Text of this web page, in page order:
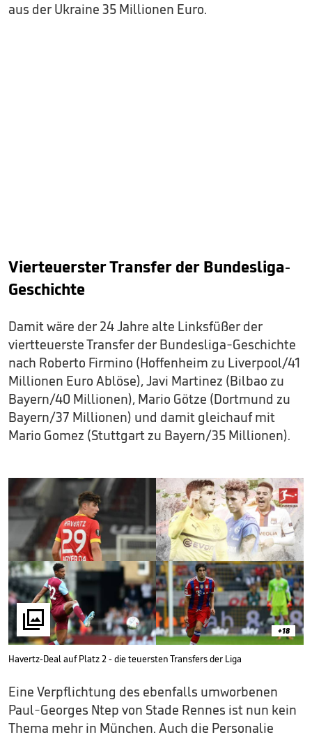
aus der Ukraine 35 Millionen Euro.
Vierteuerster Transfer der Bundesliga-
Geschichte
Damit wäre der 24 Jahre alte Linksfüßer der
viertteuerste Transfer der Bundesliga-Geschichte
nach Roberto Firmino (Hoffenheim zu Liverpool/41
Millionen Euro Ablöse), Javi Martinez (Bilbao zu
Bayern/40 Millionen), Mario Götze (Dortmund zu
Bayern/37 Millionen) und damit gleichauf mit
Mario Gomez (Stuttgart zu Bayern/35 Millionen).
 +18
Havertz-Deal auf Platz 2 - die teuersten Transfers der Liga
Eine Verpflichtung des ebenfalls umworbenen
Paul-Georges Ntep von Stade Rennes ist nun kein
Thema mehr in München. Auch die Personalie